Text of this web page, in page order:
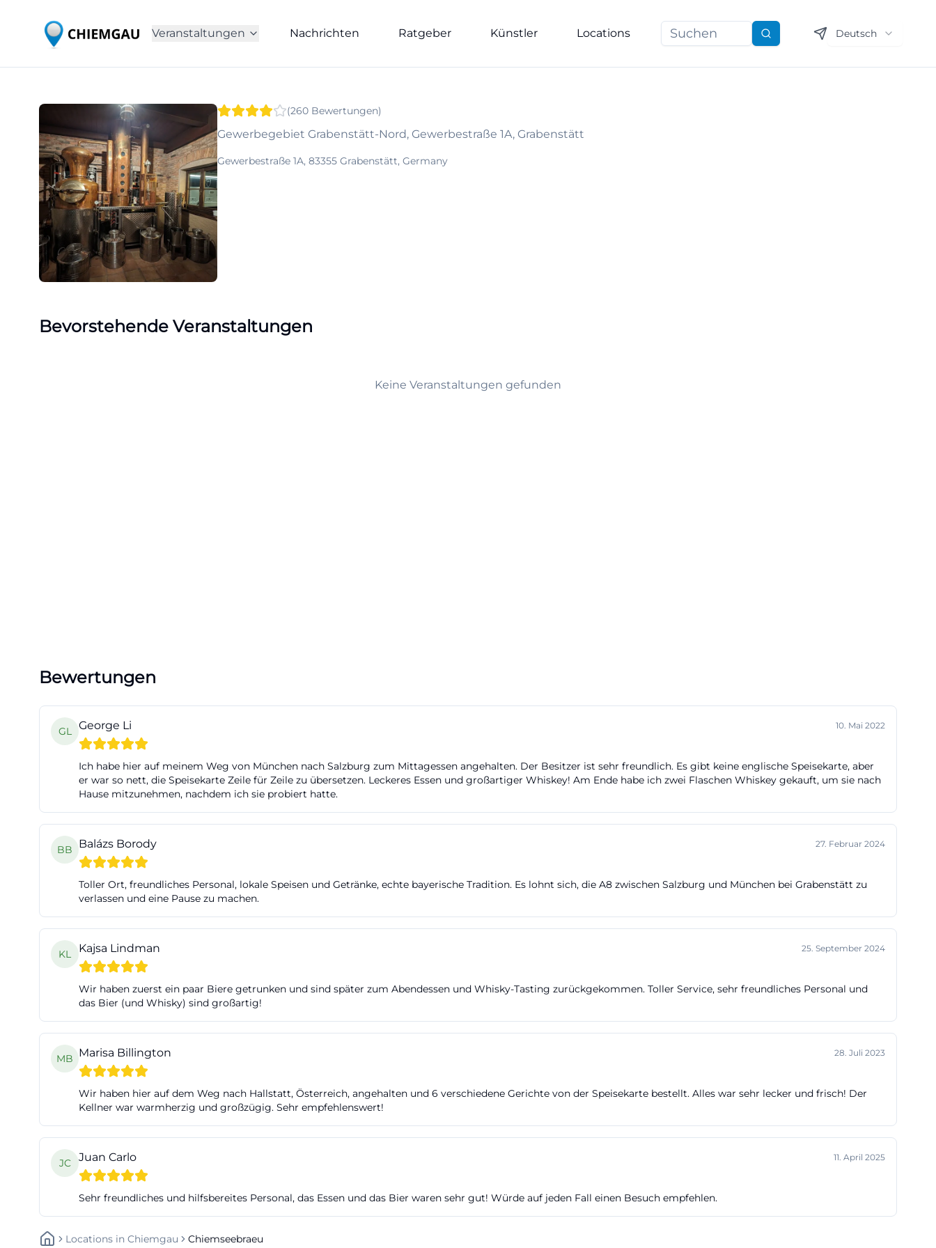
Veranstaltungen Nachrichten Ratgeber Künstler Locations Suchen Deutsch
(260 Bewertungen)
Gewerbegebiet Grabenstätt-Nord, Gewerbestraße 1A, Grabenstätt
Gewerbestraße 1A, 83355 Grabenstätt, Germany
Bevorstehende Veranstaltungen
Keine Veranstaltungen gefunden
Bewertungen
GL George Li 10. Mai 2022
Ich habe hier auf meinem Weg von München nach Salzburg zum Mittagessen angehalten. Der Besitzer ist sehr freundlich. Es gibt keine englische Speisekarte, aber
er war so nett, die Speisekarte Zeile für Zeile zu übersetzen. Leckeres Essen und großartiger Whiskey! Am Ende habe ich zwei Flaschen Whiskey gekauft, um sie nach
Hause mitzunehmen, nachdem ich sie probiert hatte.
BB Balázs Borody 27. Februar 2024
Toller Ort, freundliches Personal, lokale Speisen und Getränke, echte bayerische Tradition. Es lohnt sich, die A8 zwischen Salzburg und München bei Grabenstätt zu
verlassen und eine Pause zu machen.
KL Kajsa Lindman 25. September 2024
Wir haben zuerst ein paar Biere getrunken und sind später zum Abendessen und Whisky-Tasting zurückgekommen. Toller Service, sehr freundliches Personal und
das Bier (und Whisky) sind großartig!
MB Marisa Billington 28. Juli 2023
Wir haben hier auf dem Weg nach Hallstatt, Österreich, angehalten und 6 verschiedene Gerichte von der Speisekarte bestellt. Alles war sehr lecker und frisch! Der
Kellner war warmherzig und großzügig. Sehr empfehlenswert!
JC Juan Carlo 11. April 2025
Sehr freundliches und hilfsbereites Personal, das Essen und das Bier waren sehr gut! Würde auf jeden Fall einen Besuch empfehlen.
Locations In Chiemgau Chiemseebraeu